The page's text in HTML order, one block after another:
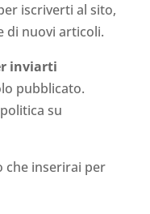
iscriverti al sito,
di nuovi articoli.
inviarti
pubblicato.
su
che inserirai per